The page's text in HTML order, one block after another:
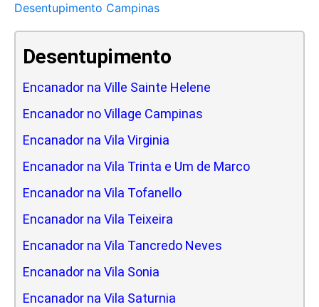
Desentupimento Campinas
Desentupimento
Encanador na Ville Sainte Helene
Encanador no Village Campinas
Encanador na Vila Virginia
Encanador na Vila Trinta e Um de Marco
Encanador na Vila Tofanello
Encanador na Vila Teixeira
Encanador na Vila Tancredo Neves
Encanador na Vila Sonia
Encanador na Vila Saturnia